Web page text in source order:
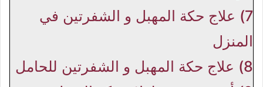
7)
علاج حكة المهبل و الشفرتين في
المنزل
8)
علاج حكة المهبل و الشفرتين للحامل